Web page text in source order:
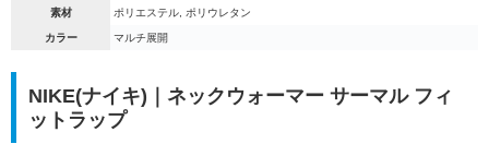
素材 ポリエステル, ポリウレタン
カラー マルチ展開
NIKE(ナイキ)｜ネックウォーマー サーマル フィ
ットラップ